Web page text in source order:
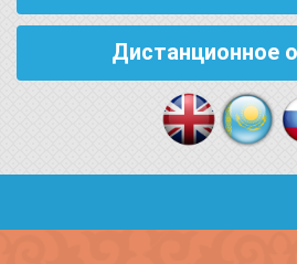
Дистанционное